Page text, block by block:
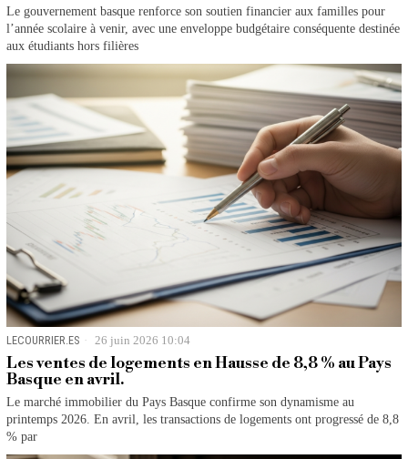
Le gouvernement basque renforce son soutien financier aux familles pour
l’année scolaire à venir, avec une enveloppe budgétaire conséquente destinée
aux étudiants hors filières
LECOURRIER.ES 26 juin 2026 10:04
Les ventes de logements en Hausse de 8,8 % au Pays
Basque en avril.
Le marché immobilier du Pays Basque confirme son dynamisme au
printemps 2026. En avril, les transactions de logements ont progressé de 8,8
% par